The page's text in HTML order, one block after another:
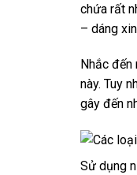
chứa rất
– dáng
Nhắc
này. Tuy
gây đến
Sử dụng